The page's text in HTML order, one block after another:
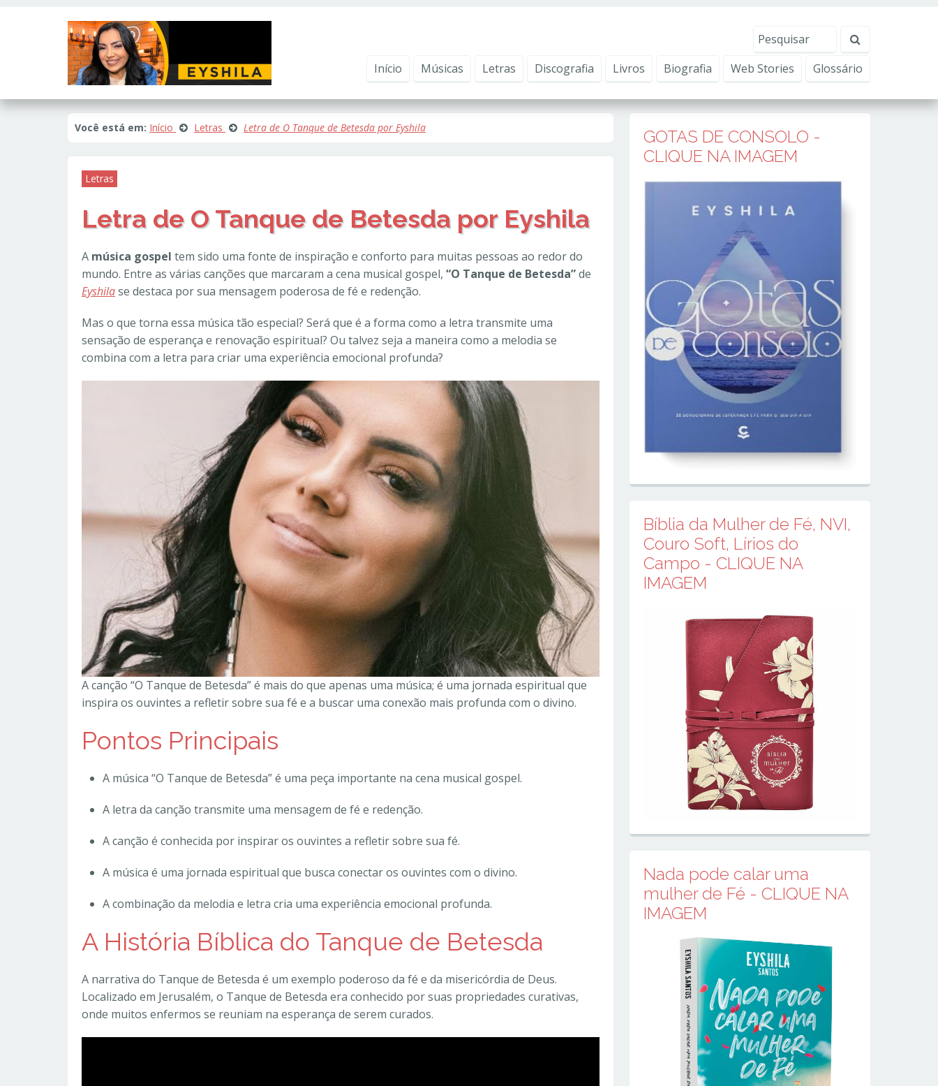
Início Músicas Letras Discografia Livros Biografia Web Stories Glossário
Você está em: Início Letras Letra de O Tanque de Betesda por Eyshila
Letras
Letra de O Tanque de Betesda por Eyshila
A música gospel tem sido uma fonte de inspiração e conforto para muitas pessoas ao redor do
mundo. Entre as várias canções que marcaram a cena musical gospel, “O Tanque de Betesda”de
Eyshilase destaca por sua mensagem poderosa de fé e redenção.
Mas o que torna essa música tão especial? Será que é a forma como a letra transmite uma
sensação de esperança e renovação espiritual? Ou talvez seja a maneira como a melodia se
combina com a letra para criar uma experiência emocional profunda?
A canção “O Tanque de Betesda” é mais do que apenas uma música; é uma jornada espiritual que
inspira os ouvintes a refletir sobre sua fé e a buscar uma conexão mais profunda com o divino.
Pontos Principais
A música “O Tanque de Betesda” é uma peça importante na cena musical gospel.
A letra da canção transmite uma mensagem de fé e redenção.
A canção é conhecida por inspirar os ouvintes a refletir sobre sua fé.
A música é uma jornada espiritual que busca conectar os ouvintes com o divino.
A combinação da melodia e letra cria uma experiência emocional profunda.
A História Bíblica do Tanque de Betesda
A narrativa do Tanque de Betesda é um exemplo poderoso da fé e da misericórdia de Deus.
Localizado em Jerusalém, o Tanque de Betesda era conhecido por suas propriedades curativas,
onde muitos enfermos se reuniam na esperança de serem curados.
GOTAS DE CONSOLO -
CLIQUE NA IMAGEM
Bíblia da Mulher de Fé, NVI,
Couro Soft, Lírios do
Campo - CLIQUE NA
IMAGEM
Nada pode calar uma
mulher de Fé - CLIQUE NA
IMAGEM
fornecer conteúdo de terceiros. Leia mais emPolítica de Cookies e Privacidade